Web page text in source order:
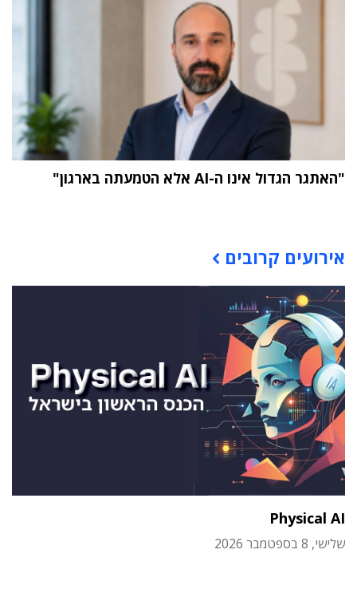
"האתגר הגדול אינו ה-AI אלא הטמעתה בארגון"
אירועים קרובים
Physical AI
שלישי, 8 בספטמבר 2026